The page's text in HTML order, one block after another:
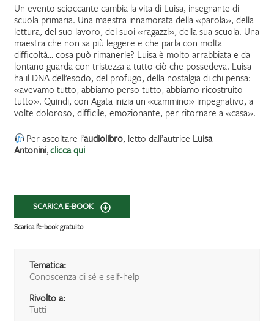
Un evento scioccante cambia la vita di Luisa, insegnante di
scuola primaria. Una maestra innamorata della «parola», della
lettura, del suo lavoro, dei suoi «ragazzi», della sua scuola. Una
maestra che non sa più leggere e che parla con molta
difficoltà… cosa può rimanerle? Luisa è molto arrabbiata e da
lontano guarda con tristezza a tutto ciò che possedeva. Luisa
ha il DNA dell’esodo, del profugo, della nostalgia di chi pensa:
«avevamo tutto, abbiamo perso tutto, abbiamo ricostruito
tutto». Quindi, con Agata inizia un «cammino» impegnativo, a
volte doloroso, difficile, emozionante, per ritornare a «casa».
Per ascoltare l’audiolibro, letto dall’autrice Luisa
Antonini,clicca qui
SCARICA E-BOOK
Scarica l’e-book gratuito
Tematica:
Conoscenza di sé e self-help
Rivolto a:
Tutti